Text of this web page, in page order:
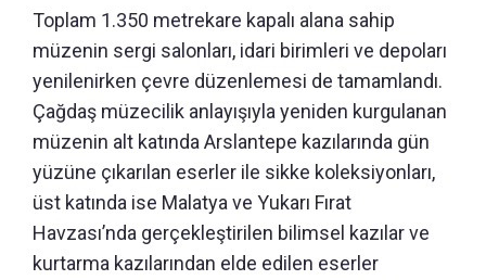
Toplam 1.350 metrekare kapalı alana sahip
müzenin sergi salonları, idari birimleri ve depoları
yenilenirken çevre düzenlemesi de tamamlandı.
Çağdaş müzecilik anlayışıyla yeniden kurgulanan
müzenin alt katında Arslantepe kazılarında gün
yüzüne çıkarılan eserler ile sikke koleksiyonları,
üst katında ise Malatya ve Yukarı Fırat
Havzası’nda gerçekleştirilen bilimsel kazılar ve
kurtarma kazılarından elde edilen eserler